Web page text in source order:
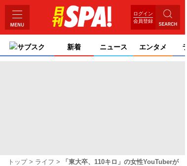
ログイン
会員登録
サブスク 新着 ニュース エンタメ
トップ ライフ
「東大卒、110キロ」の女性YouTuberが